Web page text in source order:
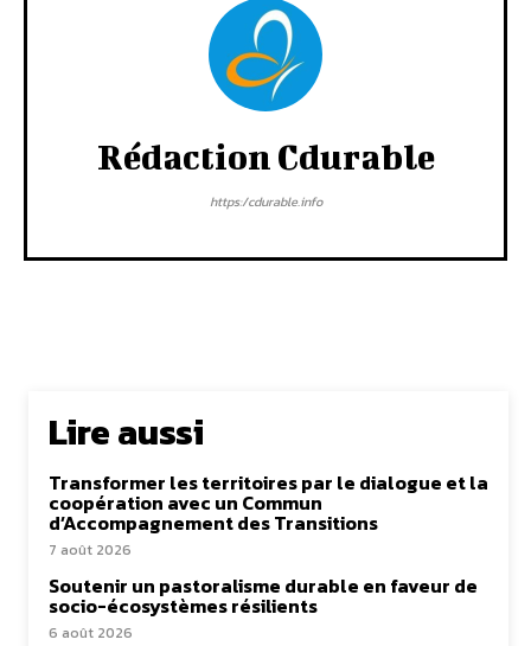
Rédaction Cdurable
https:/cdurable.info
Lire aussi
Transformer les territoires par le dialogue et la
coopération avec un Commun
d’Accompagnement des Transitions
7 août 2026
Soutenir un pastoralisme durable en faveur de
socio-écosystèmes résilients
6 août 2026